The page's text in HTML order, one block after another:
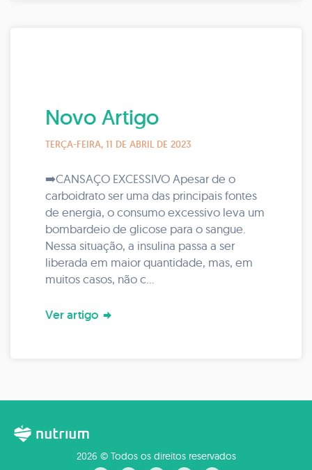
Novo Artigo
TERÇA-FEIRA, 11 DE ABRIL DE 2023
➡️CANSAÇO EXCESSIVO Apesar de o
carboidrato ser uma das principais fontes
de energia, o consumo excessivo leva um
bombardeio de glicose para o sangue.
Nessa situação, a insulina passa a ser
liberada em maior quantidade, mas, em
muitos casos, não c...
Ver artigo
2026 © Todos os direitos reservados